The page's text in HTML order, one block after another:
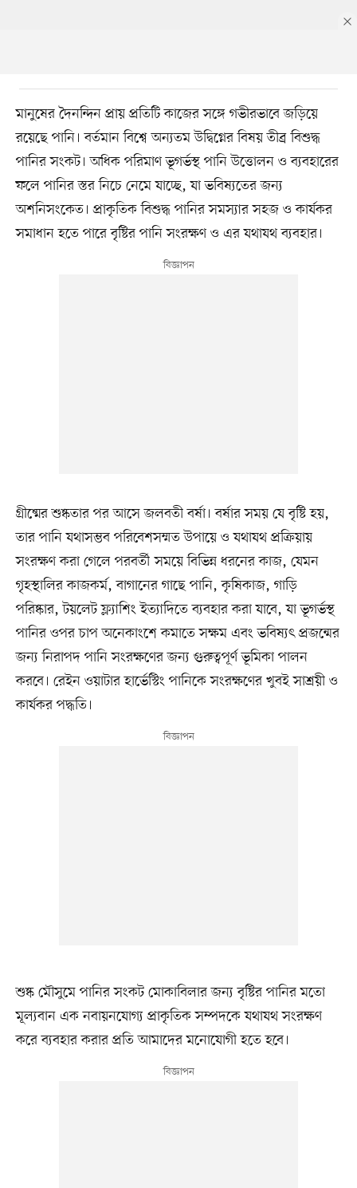
মানুষের দৈনন্দিন প্রায় প্রতিটি কাজের সঙ্গে গভীরভাবে জড়িয়ে
রয়েছে পানি। বর্তমান বিশ্বে অন্যতম উদ্বিগ্নের বিষয় তীব্র বিশুদ্ধ
পানির সংকট। অধিক পরিমাণ ভূগর্ভস্থ পানি উত্তোলন ও ব্যবহারের
ফলে পানির স্তর নিচে নেমে যাচ্ছে, যা ভবিষ্যতের জন্য
অশনিসংকেত। প্রাকৃতিক বিশুদ্ধ পানির সমস্যার সহজ ও কার্যকর
সমাধান হতে পারে বৃষ্টির পানি সংরক্ষণ ও এর যথাযথ ব্যবহার।
গ্রীষ্মের শুষ্কতার পর আসে জলবতী বর্ষা। বর্ষার সময় যে বৃষ্টি হয়,
তার পানি যথাসম্ভব পরিবেশসম্মত উপায়ে ও যথাযথ প্রক্রিয়ায়
সংরক্ষণ করা গেলে পরবর্তী সময়ে বিভিন্ন ধরনের কাজ, যেমন
গৃহস্থালির কাজকর্ম, বাগানের গাছে পানি, কৃষিকাজ, গাড়ি
পরিষ্কার, টয়লেট ফ্ল্যাশিং ইত্যাদিতে ব্যবহার করা যাবে, যা ভূগর্ভস্থ
পানির ওপর চাপ অনেকাংশে কমাতে সক্ষম এবং ভবিষ্যৎ প্রজন্মের
জন্য নিরাপদ পানি সংরক্ষণের জন্য গুরুত্বপূর্ণ ভূমিকা পালন
করবে। রেইন ওয়াটার হার্ভেস্টিং পানিকে সংরক্ষণের খুবই সাশ্রয়ী ও
কার্যকর পদ্ধতি।
শুষ্ক মৌসুমে পানির সংকট মোকাবিলার জন্য বৃষ্টির পানির মতো
মূল্যবান এক নবায়নযোগ্য প্রাকৃতিক সম্পদকে যথাযথ সংরক্ষণ
করে ব্যবহার করার প্রতি আমাদের মনোযোগী হতে হবে।